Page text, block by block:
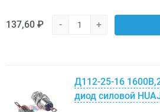
137,60 ₽ - +
Д112-25-16
диод силовой